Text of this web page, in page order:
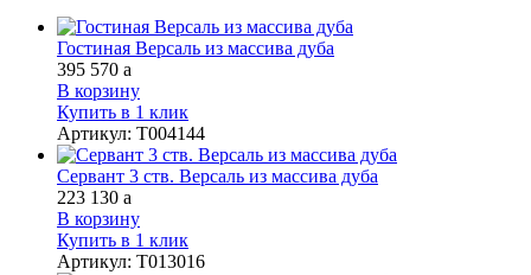
Гостиная Версаль из массива дуба
395 570 a
В корзину
Купить в 1 клик
Артикул: Т004144
Сервант 3 ств. Версаль из массива дуба
223 130 a
В корзину
Купить в 1 клик
Артикул: Т013016